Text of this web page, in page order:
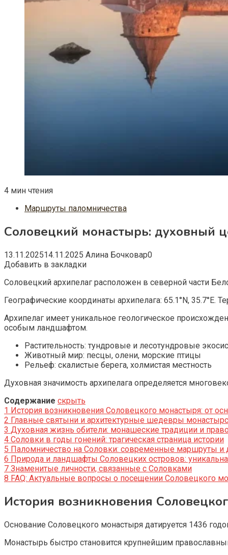
4 мин чтения
Маршруты паломничества
Соловецкий монастырь: духовный
13.11.202514.11.2025 Алина Бочковар0
Добавить в закладки
Соловецкий архипелаг расположен в северной части
Географические координаты архипелага: 65.1°N, 35.7°E.
Архипелаг имеет уникальное геологическое
особым ландшафтом.
Растительность: тундровые и лесотундровые
Животный мир: песцы, олени, морские птицы
Рельеф: скалистые берега, холмистая местность
Духовная значимость архипелага определяется
Содержание скрыть
1 История возникновения Соловецкого монастыря: от
2 Главные святыни и архитектурные шедевры
3 Духовная жизнь обители: монашеские традиции и
4 Соловки в годы гонений: трагическая страница истории
5 Паломничество на Соловки: современные маршруты и
6 Природа и ландшафты Соловецких островов:
7 Знаменитые личности, связанные с Соловками
8 FAQ: Актуальные вопросы о посещении Соловецкого
История возникновения
Основание Соловецкого монастыря датируется 1436
Монастырь быстро становится крупнейшим